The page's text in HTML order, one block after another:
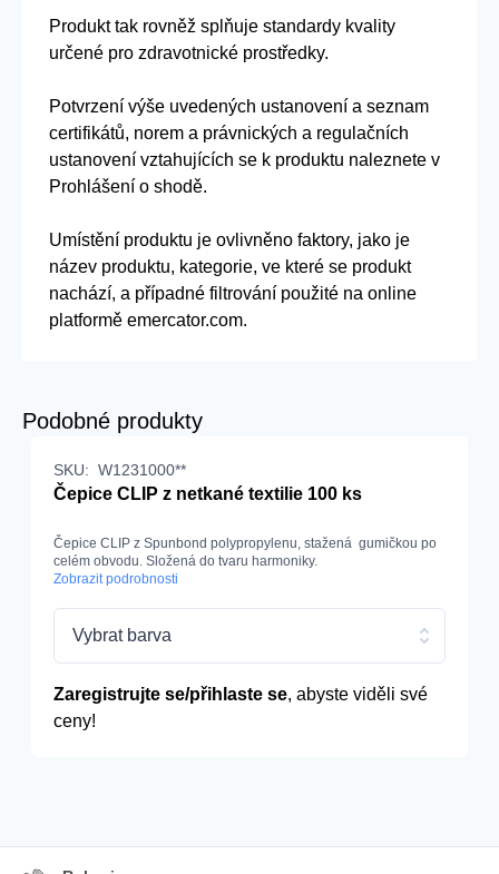
Produkt tak rovněž splňuje standardy kvality
určené pro zdravotnické prostředky.
Potvrzení výše uvedených ustanovení a seznam
certifikátů, norem a právnických a regulačních
ustanovení vztahujících se k produktu naleznete v
Prohlášení o shodě.
Umístění produktu je ovlivněno faktory, jako je
název produktu, kategorie, ve které se produkt
nachází, a případné filtrování použité na online
platformě emercator.com.
Podobné produkty
SKU: W1231000**
Čepice CLIP z netkané textilie 100 ks
Čepice CLIP z Spunbond polypropylenu, stažená gumičkou po
celém obvodu. Složená do tvaru harmoniky.
Zobrazit podrobnosti
Vybrat barva
Zaregistrujte se/přihlaste se, abyste viděli své
ceny!